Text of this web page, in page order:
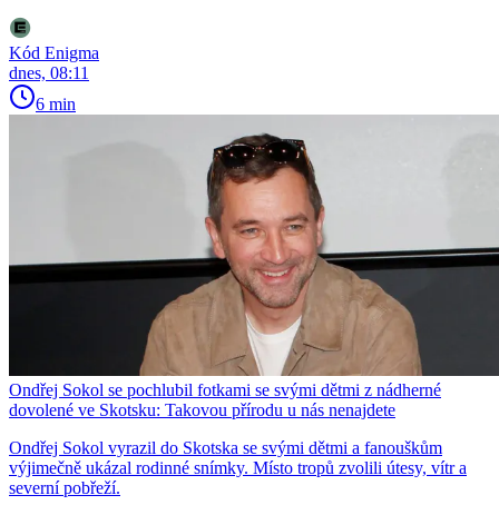
Kód Enigma
dnes, 08:11
6 min
Ondřej Sokol se pochlubil fotkami se svými dětmi z nádherné
dovolené ve Skotsku: Takovou přírodu u nás nenajdete
Ondřej Sokol vyrazil do Skotska se svými dětmi a fanouškům
výjimečně ukázal rodinné snímky. Místo tropů zvolili útesy, vítr a
severní pobřeží.